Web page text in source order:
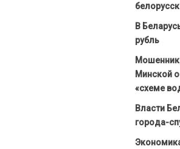
В
рубль
Минской
«схеме
Власти
города-